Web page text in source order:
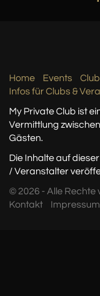
Home Events
Infos für Clubs &
My Private Club ist
Vermittlung
Gästen.
Die Inhalte auf
/ Veranstalter
© 2026 - Alle Rechte
Kontakt
Impressum